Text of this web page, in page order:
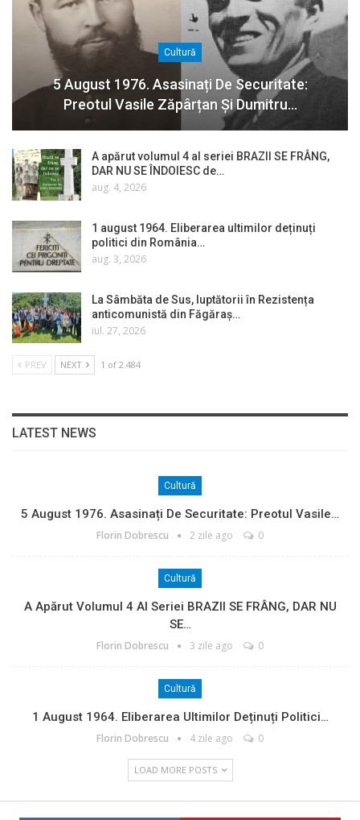
Cultură
5 August 1976. Asasinați De Securitate:
Preotul Vasile Zăpârțan Și Dumitru…
A apărut volumul 4 al seriei BRAZII SE FRÂNG,
DAR NU SE ÎNDOIESC de…
aug. 4, 2026
1 august 1964. Eliberarea ultimilor deținuți
politici din România…
aug. 3, 2026
La Sâmbăta de Sus, luptătorii în Rezistența
anticomunistă din Făgăraș…
iul. 27, 2026
PREV NEXT 1 of 2.484
LATEST NEWS
Cultură
5 August 1976. Asasinați De Securitate: Preotul Vasile…
Florin Dobrescu 2 zile ago 0
Cultură
A Apărut Volumul 4 Al Seriei BRAZII SE FRÂNG, DAR NU
SE…
Florin Dobrescu 3 zile ago 0
Cultură
1 August 1964. Eliberarea Ultimilor Deținuți Politici…
Florin Dobrescu 4 zile ago 0
LOAD MORE POSTS